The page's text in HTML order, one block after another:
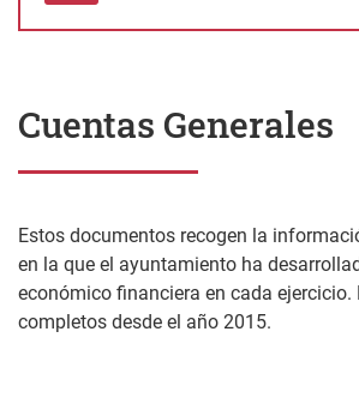
Cuentas Generales
Estos documentos recogen la
en la que el ayuntamiento ha
económico financiera en cada ejercicio.
completos desde el año 2015.